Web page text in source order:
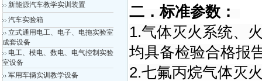
新能源汽车教学实训装置
汽车实验箱
立式通用电工、电子、电拖实验室
成套设备
电工、模电、数电、电气控制实验
室设备
军用车辆实训教学设备
二．标准参数：
1.气体灭火系统、
均具备检验合格报
2.七氟丙烷气体灭